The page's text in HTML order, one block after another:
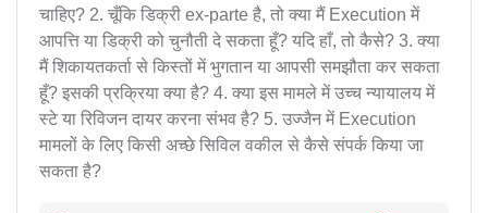
चाहिए? 2. चूँकि डिक्री ex-parte है, तो क्या मैं Execution में
आपत्ति या डिक्री को चुनौती दे सकता हूँ? यदि हाँ, तो कैसे? 3. क्या
मैं शिकायतकर्ता से किस्तों में भुगतान या आपसी समझौता कर सकता
हूँ? इसकी प्रक्रिया क्या है? 4. क्या इस मामले में उच्च न्यायालय में
स्टे या रिविजन दायर करना संभव है? 5. उज्जैन में Execution
मामलों के लिए किसी अच्छे सिविल वकील से कैसे संपर्क किया जा
सकता है?